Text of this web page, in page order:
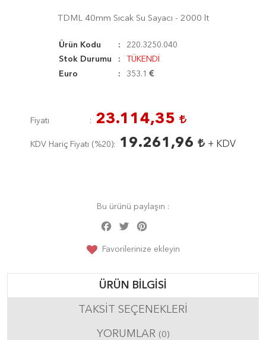
TDML 40mm Sıcak Su Sayacı - 2000 lt
Ürün Kodu
220.3250.040
Stok Durumu
TÜKENDİ
Euro
353.1
Fiyatı 23.114,35
KDV Hariç Fiyatı ( %20 ) 19.261,96 + KDV
Bu ürünü paylaşın :
Facebook
Twitter
Favorilerinize ekleyin
ÜRÜN BILGISI
TAKSIT SEÇENEKLERI
YORUMLAR (0)